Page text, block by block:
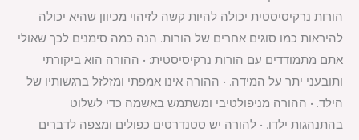
הורות נרקיסיסטית יכולה להיות קשה לזיהוי מכיוון שהיא יכולה
להיראות כמו סוגים אחרים של הורות. הנה כמה סימנים לכך שאולי
אתם מתמודדים עם הורות נרקיסיסטית: • ההורה הוא ביקורתי
ותובעני יתר על המידה. • ההורה אינו אמפתי ומזלזל ברגשותיו של
הילד. • ההורה מניפולטיבי ומשתמש באשמה כדי לשלוט
בהתנהגות ילדו. • להורה יש סטנדרטים כפולים ומצפה לדברים